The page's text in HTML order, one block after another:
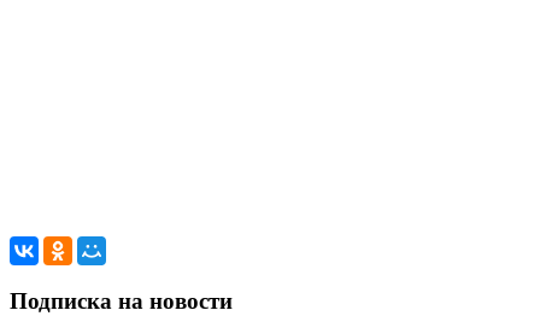
Подписка на новости